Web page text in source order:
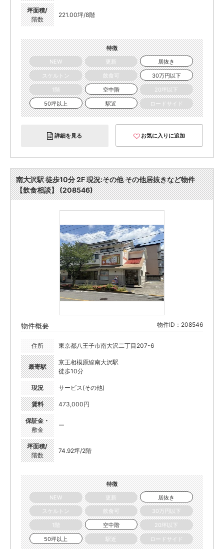
坪面積/
階数
221.00坪/8階
特徴
NEW
更新
居抜き
スケルトン
飲食可
30万円以下
1階
空中階
20坪以下
50坪以上
駅近 ロードサイド
詳細を見る お気に入りに追加
南大沢駅 徒歩10分 2F 現況:その他 その他居抜きなど物件
【飲食相談】 (208546)
物件概要 物件ID：208546
住所 東京都八王子市南大沢二丁目207-6
最寄駅
京王相模原線南大沢駅
徒歩10分
現況 サービス(その他)
賃料 473,000円
保証金・
敷金
ー
坪面積/
階数
74.92坪/2階
特徴
NEW
更新
居抜き
スケルトン
飲食可
30万円以下
1階
空中階
20坪以下
50坪以上
駅近 ロードサイド